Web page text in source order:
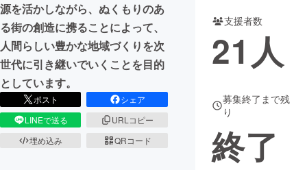
源を活かしながら、ぬくもりのあ
る街の創造に携ることによって、
人間らしい豊かな地域づくりを次
世代に引き継いでいくことを目的
としています。
ポスト
シェア
LINEで送る
URLコピー
埋め込み
QRコード
支援者数
21 人
募集終了まで残
り
終了